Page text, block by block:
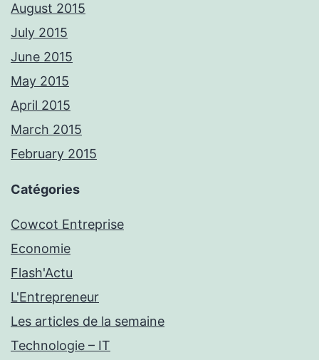
August 2015
July 2015
June 2015
May 2015
April 2015
March 2015
February 2015
Catégories
Cowcot Entreprise
Economie
Flash'Actu
L'Entrepreneur
Les articles de la semaine
Technologie – IT